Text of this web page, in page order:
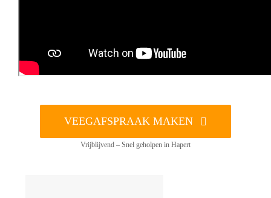
VEEGAFSPRAAK MAKEN
Vrijblijvend – Snel geholpen in Hapert